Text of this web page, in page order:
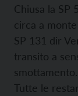
Chiusa la SP
circa a
SP 131 dir
transito a
smottamento.
Tutte le